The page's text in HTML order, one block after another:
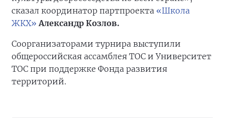
сказал координатор партпроекта «Школа
ЖКХ» Александр Козлов.
Соорганизаторами турнира выступили
общероссийская ассамблея ТОС и Университет
ТОС при поддержке Фонда развития
территорий.